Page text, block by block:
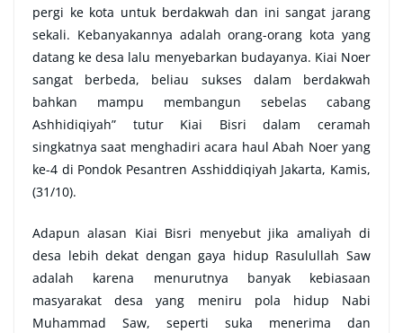
pergi ke kota untuk berdakwah dan ini sangat jarang
sekali. Kebanyakannya adalah orang-orang kota yang
datang ke desa lalu menyebarkan budayanya. Kiai Noer
sangat berbeda, beliau sukses dalam berdakwah
bahkan mampu membangun sebelas cabang
Ashhidiqiyah” tutur Kiai Bisri dalam ceramah
singkatnya saat menghadiri acara haul Abah Noer yang
ke-4 di Pondok Pesantren Asshiddiqiyah Jakarta, Kamis,
(31/10).
Adapun alasan Kiai Bisri menyebut jika amaliyah di
desa lebih dekat dengan gaya hidup Rasulullah Saw
adalah karena menurutnya banyak kebiasaan
masyarakat desa yang meniru pola hidup Nabi
Muhammad Saw, seperti suka menerima dan